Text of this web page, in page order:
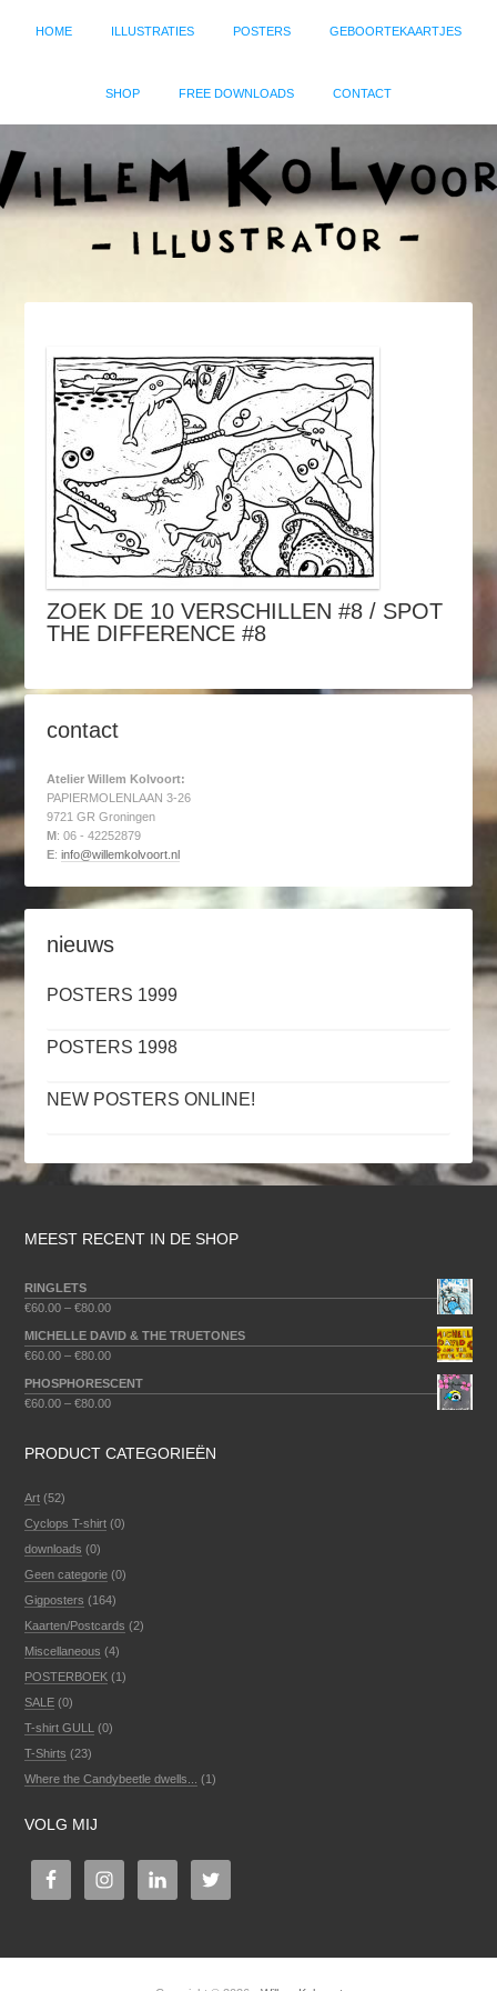
HOME ILLUSTRATIES POSTERS GEBOORTEKAARTJES
SHOP FREE DOWNLOADS CONTACT
ZOEK DE 10 VERSCHILLEN #8 / SPOT
THE DIFFERENCE #8
contact
Atelier Willem Kolvoort:
PAPIERMOLENLAAN 3-26
9721 GR Groningen
M: 06 - 42252879
E:info@willemkolvoort.nl
nieuws
POSTERS 1999
POSTERS 1998
NEW POSTERS ONLINE!
MEEST RECENT IN DE SHOP
RINGLETS
€60.00 –€80.00
MICHELLE DAVID & THE TRUETONES
€60.00 –€80.00
PHOSPHORESCENT
€60.00 –€80.00
PRODUCT CATEGORIEËN
Art (52)
Cyclops T-shirt (0)
downloads (0)
Geen categorie (0)
Gigposters (164)
Kaarten/Postcards (2)
Miscellaneous (4)
POSTERBOEK (1)
SALE (0)
T-shirt GULL
(0)
T-Shirts (23)
Where the Candybeetle dwells...
(1)
VOLG MIJ